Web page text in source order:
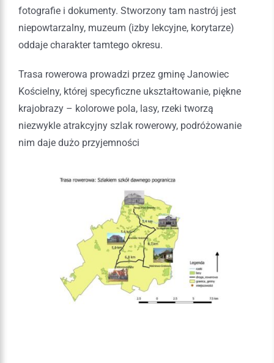
fotografie i dokumenty. Stworzony tam nastrój jest
niepowtarzalny, muzeum (izby lekcyjne, korytarze)
oddaje charakter tamtego okresu.
Trasa rowerowa prowadzi przez gminę Janowiec
Kościelny, której specyficzne ukształtowanie, piękne
krajobrazy – kolorowe pola, lasy, rzeki tworzą
niezwykle atrakcyjny szlak rowerowy, podróżowanie
nim daje dużo przyjemności